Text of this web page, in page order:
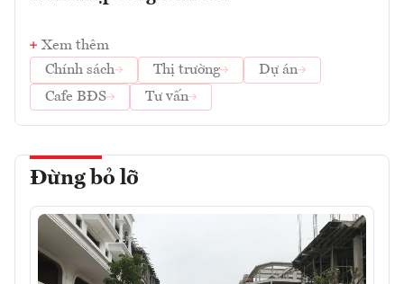
Xem thêm
Chính sách
Thị trường
Dự án
Cafe BĐS
Tư vấn
Đừng bỏ lỡ